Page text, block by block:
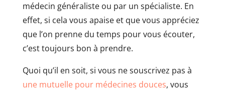
médecin généraliste ou par un spécialiste. En
effet, si cela vous apaise et que vous appréciez
que l’on prenne du temps pour vous écouter,
c’est toujours bon à prendre.
Quoi qu’il en soit, si vous ne souscrivez pas à
une mutuelle pour médecines douces, vous